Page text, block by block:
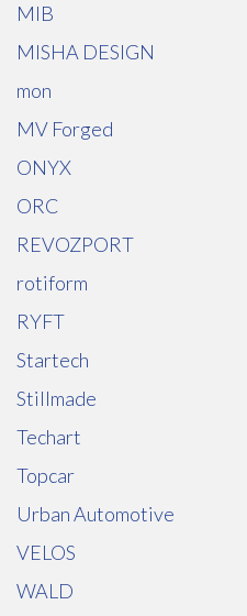
MIB
MISHA DESIGN
mon
MV Forged
ONYX
ORC
REVOZPORT
rotiform
RYFT
Startech
Stillmade
Techart
Topcar
Urban Automotive
VELOS
WALD